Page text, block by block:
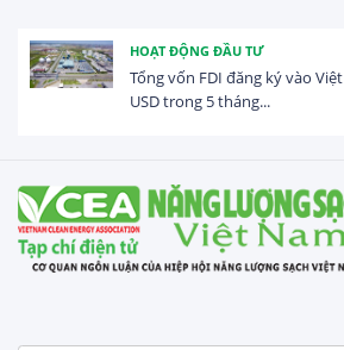
HOẠT ĐỘNG ĐẦU TƯ
Tổng vốn FDI đăng ký vào
USD trong 5 tháng...